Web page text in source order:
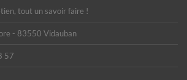
tout un savoir faire !
- 83550 Vidauban
57